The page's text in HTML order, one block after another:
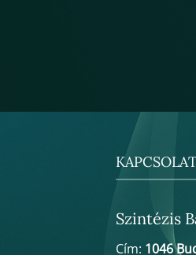
KAPCSOLAT
Szintézis
Cím: 1046